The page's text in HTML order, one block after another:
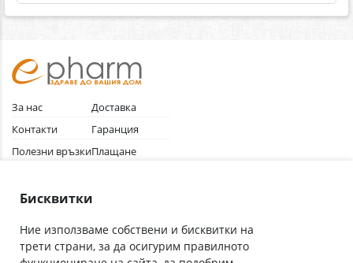
За нас
Контакти
Полезни връзки
Общи условия
Доставка
Гаранция
Плащане
Абонирай се за нашия бюлетин
Бисквитки
Ние използваме собствени и бисквитки на
трети страни, за да осигурим правилното